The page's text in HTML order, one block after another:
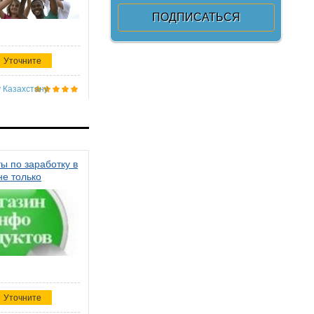
Уточните
Казахстану
по заработку в
только
Уточните